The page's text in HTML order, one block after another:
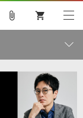
MEIKO V3
SPITFIRE AUDIO
センスフリーBGM
attach_file shopping_cart